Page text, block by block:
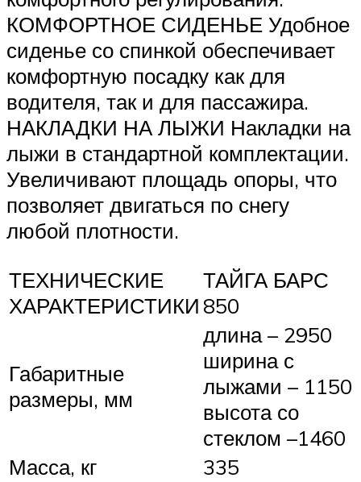
КОМФОРТНОЕ СИДЕНЬЕ Удобное
сиденье со спинкой обеспечивает
комфортную посадку как для
водителя, так и для пассажира.
НАКЛАДКИ НА ЛЫЖИ Накладки на
лыжи в стандартной комплектации.
Увеличивают площадь опоры, что
позволяет двигаться по снегу
любой плотности.
ТЕХНИЧЕСКИЕ
ХАРАКТЕРИСТИКИ
ТАЙГА БАРС
850
Габаритные
размеры, мм
длина – 2950
ширина с
лыжами – 1150
высота со
стеклом –1460
Масса, кг
335